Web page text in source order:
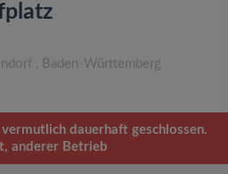
, Baden-Württemberg
dauerhaft geschlossen.
anderer Betrieb